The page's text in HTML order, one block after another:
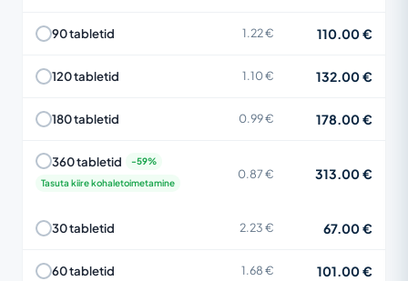
90 tabletid 1.22 € 110.00 €
120 tabletid 1.10 € 132.00 €
180 tabletid 0.99 € 178.00 €
360 tabletid
Tasuta kiire kohaletoimetamine
0.87 € 313.00 €
30 tabletid 2.23 € 67.00 €
60 tabletid 1.68 € 101.00 €